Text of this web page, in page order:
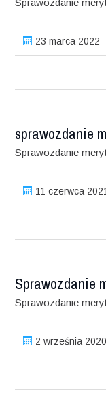
Sprawozdanie
23 marca 2022
sprawozdanie
Sprawozdanie
11 czerwca 2021
Sprawozdanie
Sprawozdanie
2 września 2020